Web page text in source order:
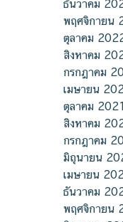
ธันวาคม
พฤศจิกายน
ตุลาคม
สิงหาคม
กรกฎาคม
เมษายน
ตุลาคม 2021
สิงหาคม
กรกฎาคม
มิถุนายน
เมษายน
ธันวาคม
พฤศจิกายน